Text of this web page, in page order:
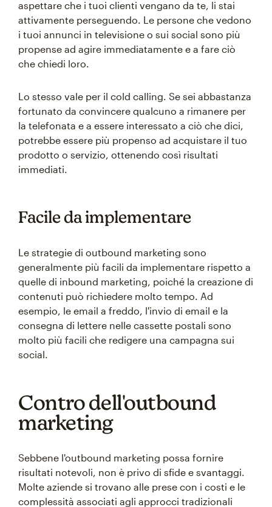
aspettare che i tuoi clienti vengano da te, li stai
attivamente perseguendo. Le persone che vedono
i tuoi annunci in televisione o sui social sono più
propense ad agire immediatamente e a fare ciò
che chiedi loro.
Lo stesso vale per il cold calling. Se sei abbastanza
fortunato da convincere qualcuno a rimanere per
la telefonata e a essere interessato a ciò che dici,
potrebbe essere più propenso ad acquistare il tuo
prodotto o servizio, ottenendo così risultati
immediati.
Facile da implementare
Le strategie di outbound marketing sono
generalmente più facili da implementare rispetto a
quelle di inbound marketing, poiché la creazione di
contenuti può richiedere molto tempo. Ad
esempio, le email a freddo, l'invio di email e la
consegna di lettere nelle cassette postali sono
molto più facili che redigere una campagna sui
social.
Contro dell'outbound
marketing
Sebbene l'outbound marketing possa fornire
risultati notevoli, non è privo di sfide e svantaggi.
Molte aziende si trovano alle prese con i costi e le
complessità associati agli approcci tradizionali